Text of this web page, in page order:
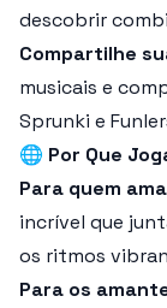
descobrir
Compartilhe
musicais e
Sprunki e
🌐 Por Que
Para quem
incrível que
os ritmos
Para os